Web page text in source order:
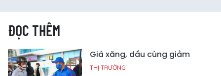
ĐỌC THÊM
Giá xăng, dầu cùng giảm
THỊ TRƯỜNG